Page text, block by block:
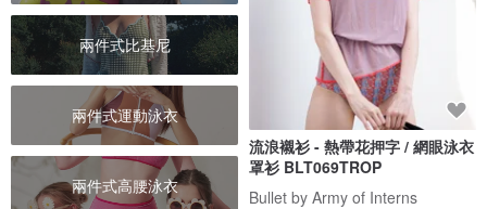
兩件式比基尼
兩件式運動泳衣
兩件式高腰泳衣
流浪襯衫 - 熱帶花押字 / 網眼泳衣
罩衫 BLT069TROP
Bullet by Army of Interns